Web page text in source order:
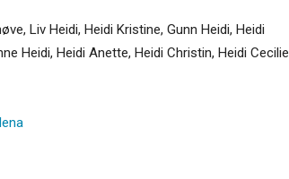
Liv Heidi, Heidi Kristine, Gunn Heidi, Heidi
Heidi, Heidi Anette, Heidi Christin, Heidi Cecilie